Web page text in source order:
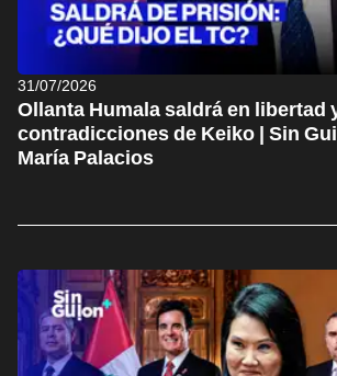
31/07/2026
Ollanta Humala saldrá en libertad
contradicciones de Keiko | Sin
María Palacios